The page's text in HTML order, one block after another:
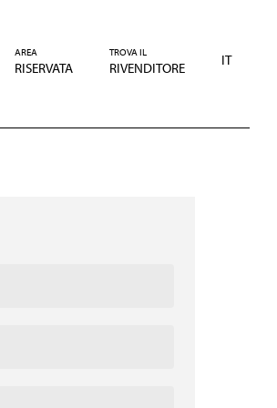
AREA
RISERVATA
TROVA IL
RIVENDITORE IT